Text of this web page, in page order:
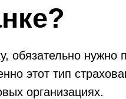
обязательно нужно
этот тип
организациях.